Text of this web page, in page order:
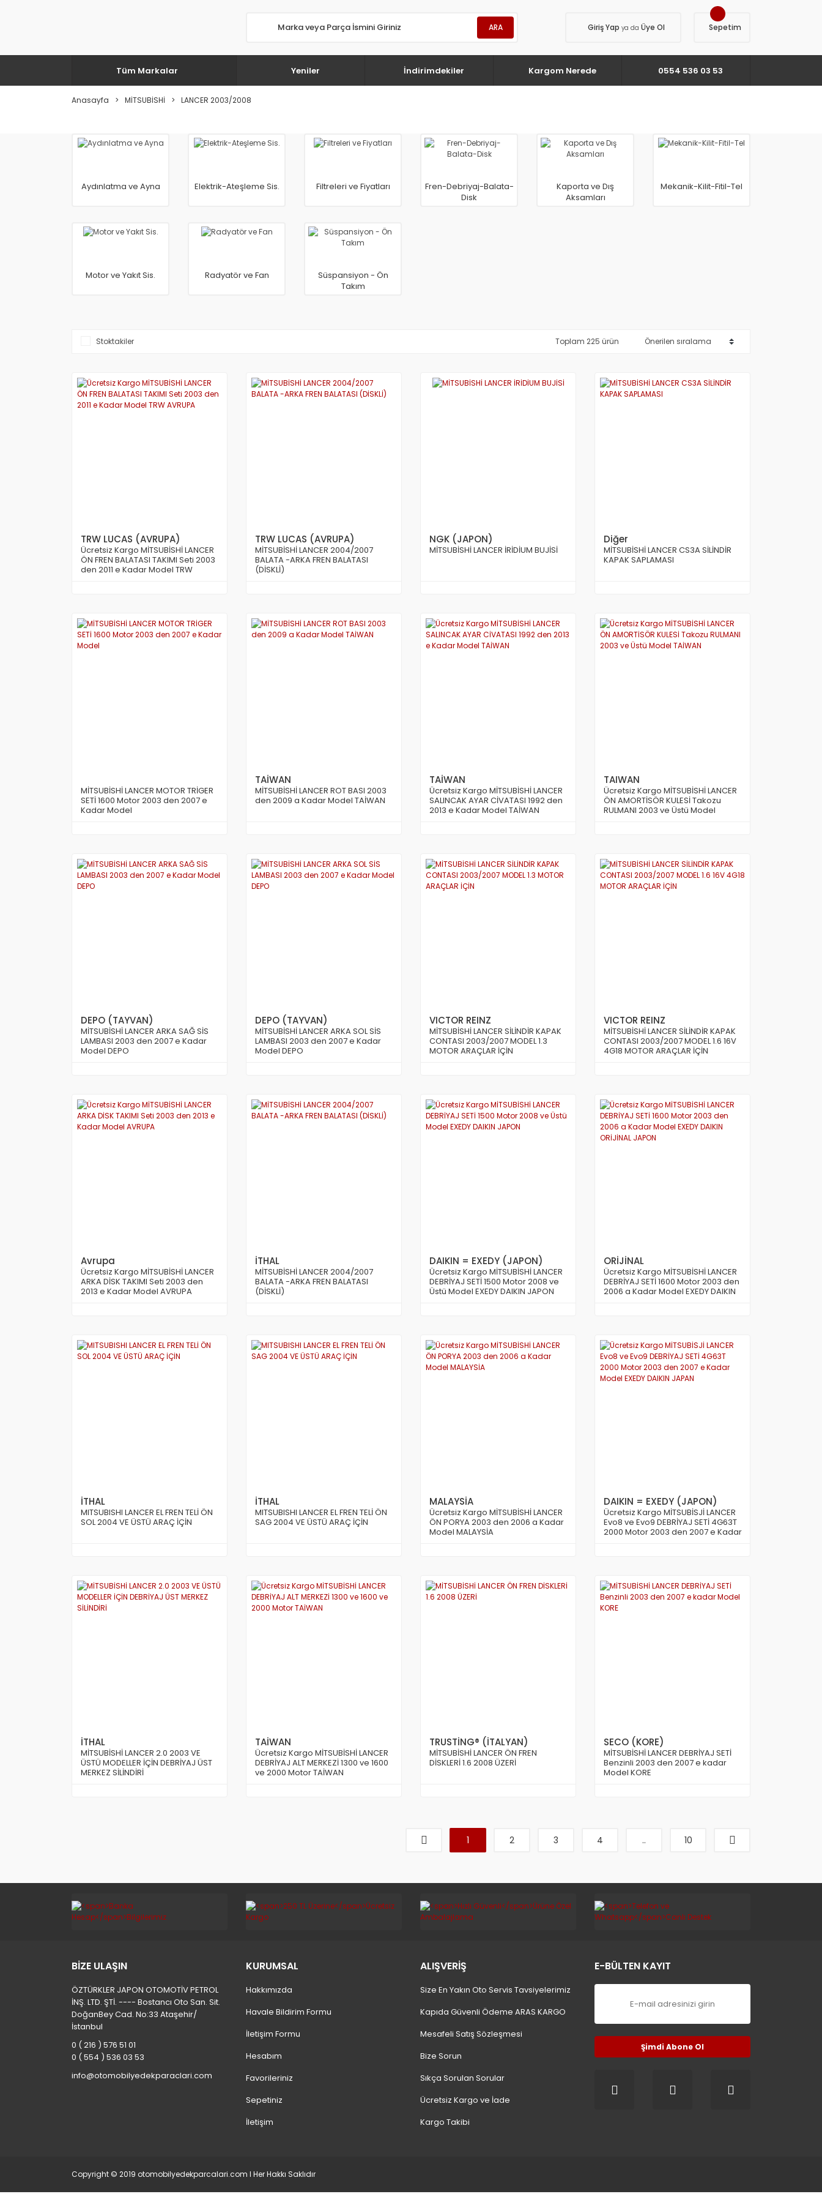
ARA Giriş Yap ya da Üye Ol Sepetim
Tüm Markalar Yeniler İndirimdekiler Kargom Nerede 0554 536 03 53
Anasayfa MİTSUBİSHİ LANCER 2003/2008
Aydınlatma ve Ayna Elektrik-Ateşleme Sis. Filtreleri ve Fiyatları
Fren-Debriyaj-Balata-
Disk
Kaporta ve Dış
Aksamları
Mekanik-Kilit-Fitil-Tel
Motor ve Yakıt Sis. Radyatör ve Fan
Süspansiyon - Ön
Takım
Stoktakiler Toplam 225 ürün
TRW LUCAS (AVRUPA)
Ücretsiz Kargo MİTSUBİSHİ LANCER
ÖN FREN BALATASI TAKIMI Seti 2003
den 2011 e Kadar Model TRW
TRW LUCAS (AVRUPA)
MİTSUBİSHİ LANCER 2004/2007
BALATA -ARKA FREN BALATASI
(DİSKLİ)
NGK (JAPON)
MİTSUBİSHİ LANCER İRİDİUM BUJİSİ
Diğer
MİTSUBİSHİ LANCER CS3A SİLİNDİR
KAPAK SAPLAMASI
MİTSUBİSHİ LANCER MOTOR TRİGER
SETİ 1600 Motor 2003 den 2007 e
Kadar Model
TAİWAN
MİTSUBİSHİ LANCER ROT BASI 2003
den 2009 a Kadar Model TAİWAN
TAİWAN
Ücretsiz Kargo MİTSUBİSHİ LANCER
SALINCAK AYAR CİVATASI 1992 den
2013 e Kadar Model TAİWAN
TAIWAN
Ücretsiz Kargo MİTSUBİSHİ LANCER
ÖN AMORTİSÖR KULESİ Takozu
RULMANI 2003 ve Üstü Model
DEPO (TAYVAN)
MİTSUBİSHİ LANCER ARKA SAĞ SİS
LAMBASI 2003 den 2007 e Kadar
Model DEPO
DEPO (TAYVAN)
MİTSUBİSHİ LANCER ARKA SOL SİS
LAMBASI 2003 den 2007 e Kadar
Model DEPO
VICTOR REINZ
MİTSUBİSHİ LANCER SİLİNDİR KAPAK
CONTASI 2003/2007 MODEL 1.3
MOTOR ARAÇLAR İÇİN
VICTOR REINZ
MİTSUBİSHİ LANCER SİLİNDİR KAPAK
CONTASI 2003/2007 MODEL 1.6 16V
4G18 MOTOR ARAÇLAR İÇİN
Avrupa
Ücretsiz Kargo MİTSUBİSHİ LANCER
ARKA DİSK TAKIMI Seti 2003 den
2013 e Kadar Model AVRUPA
İTHAL
MİTSUBİSHİ LANCER 2004/2007
BALATA -ARKA FREN BALATASI
(DİSKLİ)
DAIKIN = EXEDY (JAPON)
Ücretsiz Kargo MİTSUBİSHİ LANCER
DEBRİYAJ SETİ 1500 Motor 2008 ve
Üstü Model EXEDY DAIKIN JAPON
ORİJİNAL
Ücretsiz Kargo MİTSUBİSHİ LANCER
DEBRİYAJ SETİ 1600 Motor 2003 den
2006 a Kadar Model EXEDY DAIKIN
İTHAL
MITSUBISHI LANCER EL FREN TELİ ÖN
SOL 2004 VE ÜSTÜ ARAÇ İÇİN
İTHAL
MITSUBISHI LANCER EL FREN TELİ ÖN
SAG 2004 VE ÜSTÜ ARAÇ İÇİN
MALAYSİA
Ücretsiz Kargo MİTSUBİSHİ LANCER
ÖN PORYA 2003 den 2006 a Kadar
Model MALAYSİA
DAIKIN = EXEDY (JAPON)
Ücretsiz Kargo MİTSUBİSJİ LANCER
Evo8 ve Evo9 DEBRİYAJ SETİ 4G63T
2000 Motor 2003 den 2007 e Kadar
İTHAL
MİTSUBİSHİ LANCER 2.0 2003 VE
ÜSTÜ MODELLER İÇİN DEBRİYAJ ÜST
MERKEZ SİLİNDİRİ
TAİWAN
Ücretsiz Kargo MİTSUBİSHİ LANCER
DEBRİYAJ ALT MERKEZİ 1300 ve 1600
ve 2000 Motor TAİWAN
TRUSTİNG® (İTALYAN)
MİTSUBİSHİ LANCER ÖN FREN
DİSKLERİ 1.6 2008 ÜZERİ
SECO (KORE)
MİTSUBİSHİ LANCER DEBRİYAJ SETİ
Benzinli 2003 den 2007 e kadar
Model KORE
1 2 3 4 .. 10
BİZE ULAŞIN
ÖZTÜRKLER JAPON OTOMOTİV PETROL
İNŞ. LTD. ŞTİ. ---- Bostancı Oto San. Sit.
DoğanBey Cad. No:33 Ataşehir/
İstanbul
0 ( 216 ) 576 51 01
0 ( 554 ) 536 03 53
info@otomobilyedekparaclari.com
KURUMSAL
Hakkımızda
Havale Bildirim Formu
İletişim Formu
Hesabım
Favorileriniz
Sepetiniz
İletişim
ALIŞVERİŞ
Size En Yakın Oto Servis Tavsiyelerimiz
Kapıda Güvenli Ödeme ARAS KARGO
Mesafeli Satış Sözleşmesi
Bize Sorun
Sıkça Sorulan Sorular
Ücretsiz Kargo ve İade
Kargo Takibi
E-BÜLTEN KAYIT
Şimdi Abone Ol
Copyright © 2019 otomobilyedekparcalari.com l Her Hakkı Saklıdır